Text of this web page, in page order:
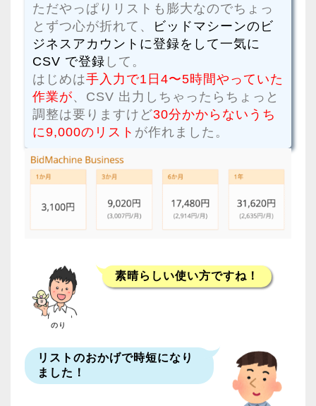
ただやっぱりリストも膨大なのでちょっ
とずつ心が折れて、
ビッドマシーンのビ
ジネスアカウントに登録をして一気に
CSV で登録 して。
はじめは手入力で1日4〜5時間やっていた
作業が、CSV 出力しちゃったらちょっと
調整は要りますけど30分かからないうち
に9,000のリスト が作れました。
のり
素晴らしい使い方ですね！
リストのおかげで時短になり
ました！